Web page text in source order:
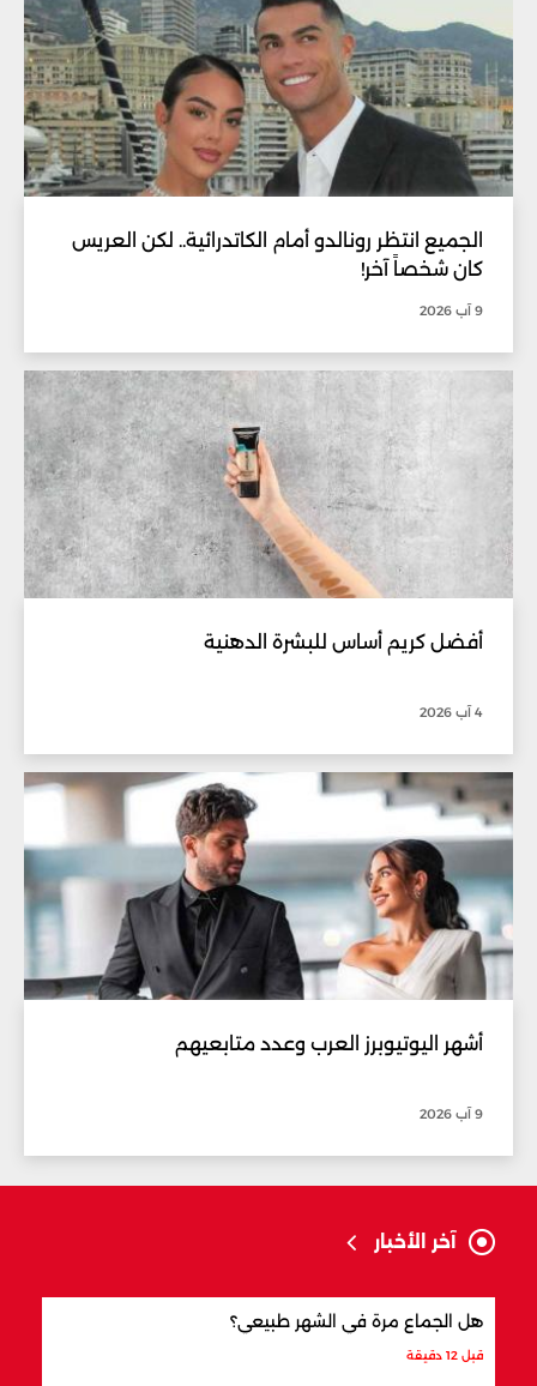
الجميع انتظر رونالدو أمام الكاتدرائية.. لكن العريس
كان شخصاً آخر!
9 آب 2026
أفضل كريم أساس للبشرة الدهنية
4 آب 2026
أشهر اليوتيوبرز العرب وعدد متابعيهم
9 آب 2026
آخر الأخبار
هل الجماع مرة في الشهر طبيعي؟
قبل 12 دقيقة